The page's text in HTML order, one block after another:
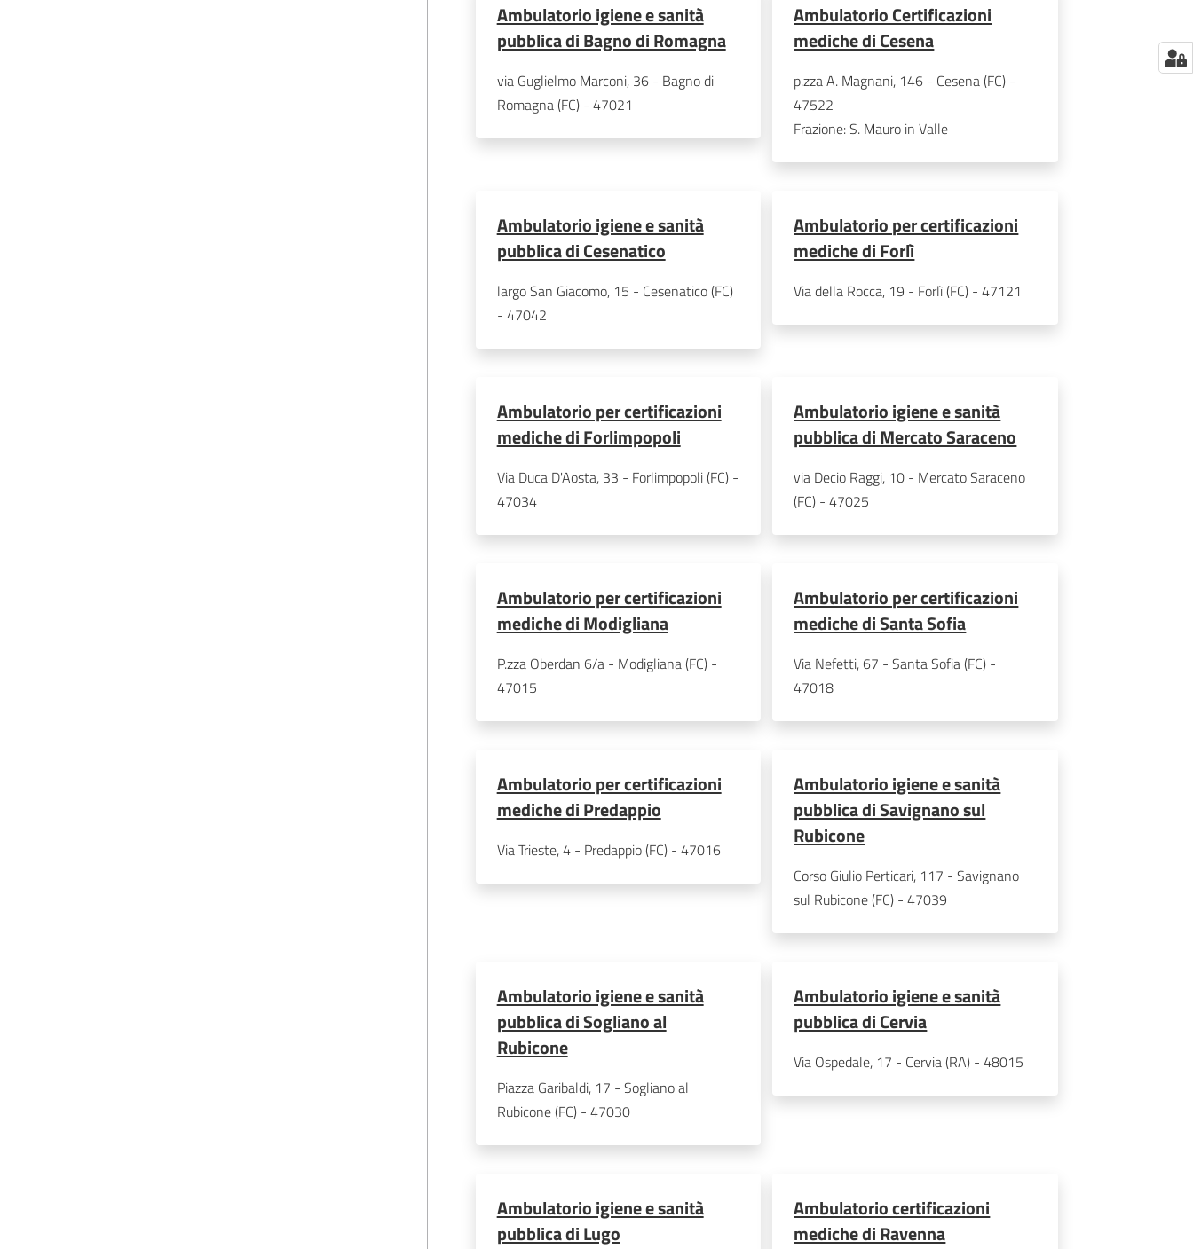
Ambulatorio igiene e sanità
pubblica di Bagno di Romagna
via Guglielmo Marconi, 36 - Bagno di
Romagna (FC) - 47021
Ambulatorio Certificazioni
mediche di Cesena
p.zza A. Magnani, 146 - Cesena (FC) -
47522
Frazione:S. Mauro in Valle
Ambulatorio igiene e sanità
pubblica di Cesenatico
largo San Giacomo, 15 - Cesenatico (FC)
- 47042
Ambulatorio per certificazioni
mediche di Forlì
Via della Rocca, 19 - Forlì (FC) - 47121
Ambulatorio per certificazioni
mediche di Forlimpopoli
Via Duca D'Aosta, 33 - Forlimpopoli (FC) -
47034
Ambulatorio igiene e sanità
pubblica di Mercato Saraceno
via Decio Raggi, 10 - Mercato Saraceno
(FC) - 47025
Ambulatorio per certificazioni
mediche di Modigliana
P.zza Oberdan 6/a - Modigliana (FC) -
47015
Ambulatorio per certificazioni
mediche di Santa Sofia
Via Nefetti, 67 - Santa Sofia (FC) -
47018
Ambulatorio per certificazioni
mediche di Predappio
Via Trieste, 4 - Predappio (FC) - 47016
Ambulatorio igiene e sanità
pubblica di Savignano sul
Rubicone
Corso Giulio Perticari, 117 - Savignano
sul Rubicone (FC) - 47039
Ambulatorio igiene e sanità
pubblica di Sogliano al
Rubicone
Piazza Garibaldi, 17 - Sogliano al
Rubicone (FC) - 47030
Ambulatorio igiene e sanità
pubblica di Cervia
Via Ospedale, 17 - Cervia (RA) - 48015
Ambulatorio igiene e sanità
pubblica di Lugo
Ambulatorio certificazioni
mediche di Ravenna